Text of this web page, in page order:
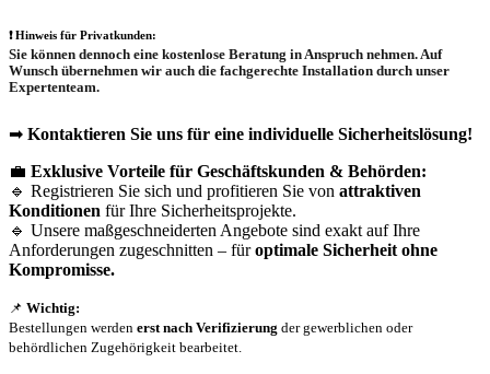
❗Hinweis für Privatkunden:
Sie können dennoch eine kostenlose Beratung in Anspruch nehmen. Auf
Wunsch übernehmen wir auch die fachgerechte Installation durch unser
Expertenteam.
➡ Kontaktieren Sie uns für eine individuelle Sicherheitslösung!
💼 Exklusive Vorteile für Geschäftskunden & Behörden:
🔹 Registrieren Sie sich und profitieren Sie von attraktiven
Konditionen für Ihre Sicherheitsprojekte.
🔹 Unsere maßgeschneiderten Angebote sind exakt auf Ihre
Anforderungen zugeschnitten – füroptimale Sicherheit ohne
Kompromisse.
📌 Wichtig:
Bestellungen werden erst nach Verifizierung der gewerblichen oder
behördlichen Zugehörigkeit bearbeitet.